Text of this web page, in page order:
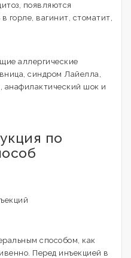
появляются
горле, вагинит, стоматит,
аллергические
синдром Лайелла,
шок и
по
способом, как
Перед инъекцией в